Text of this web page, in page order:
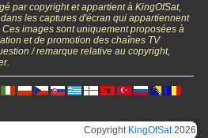
par copyright et appartient à KingOfSat,
les captures d'écran qui appartiennent
images sont uniquement proposées à
et de promotion des chaînes TV
/ remarque relative au copyright,
Copyright KingOfSat2026